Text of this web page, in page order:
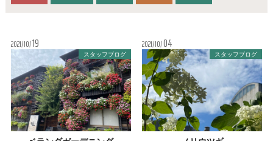
2021 10 19
スタッフブログ
2021 10 04
スタッフブログ